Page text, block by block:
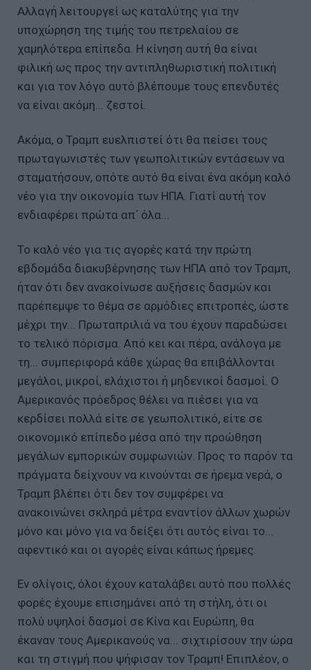
Αλλαγή λειτουργεί ως καταλύτης για την
υποχώρηση της τιμής του πετρελαίου σε
χαμηλότερα επίπεδα. Η κίνηση αυτή θα είναι
φιλική ως προς την αντιπληθωριστική πολιτική
και για τον λόγο αυτό βλέπουμε τους επενδυτές
να είναι ακόμη... ζεστοί.
Ακόμα, ο Τραμπ ευελπιστεί ότι θα πείσει τους
πρωταγωνιστές των γεωπολιτικών εντάσεων να
σταματήσουν, οπότε αυτό θα είναι ένα ακόμη καλό
νέο για την οικονομία των ΗΠΑ. Γιατί αυτή τον
ενδιαφέρει πρώτα απ΄ όλα...
Το καλό νέο για τις αγορές κατά την πρώτη
εβδομάδα διακυβέρνησης των ΗΠΑ από τον Τραμπ,
ήταν ότι δεν ανακοίνωσε αυξήσεις δασμών και
παρέπεμψε το θέμα σε αρμόδιες επιτροπές, ώστε
μέχρι την... Πρωταπριλιά να του έχουν παραδώσει
το τελικό πόρισμα. Από κει και πέρα, ανάλογα με
τη... συμπεριφορά κάθε χώρας θα επιβάλλονται
μεγάλοι, μικροί, ελάχιστοι ή μηδενικοί δασμοί. Ο
Αμερικανός πρόεδρος θέλει να πιέσει για να
κερδίσει πολλά είτε σε γεωπολιτικό, είτε σε
οικονομικό επίπεδο μέσα από την προώθηση
μεγάλων εμπορικών συμφωνιών. Προς το παρόν τα
πράγματα δείχνουν να κινούνται σε ήρεμα νερά, ο
Τραμπ βλέπει ότι δεν τον συμφέρει να
ανακοινώνει σκληρά μέτρα εναντίον άλλων χωρών
μόνο και μόνο για να δείξει ότι αυτός είναι το...
αφεντικό και οι αγορές είναι κάπως ήρεμες.
Εν ολίγοις, όλοι έχουν καταλάβει αυτό που πολλές
φορές έχουμε επισημάνει από τη στήλη, ότι οι
πολύ υψηλοί δασμοί σε Κίνα και Ευρώπη, θα
έκαναν τους Αμερικανούς να... σιχτιρίσουν την ώρα
και τη στιγμή που ψήφισαν τον Τραμπ! Επιπλέον, ο